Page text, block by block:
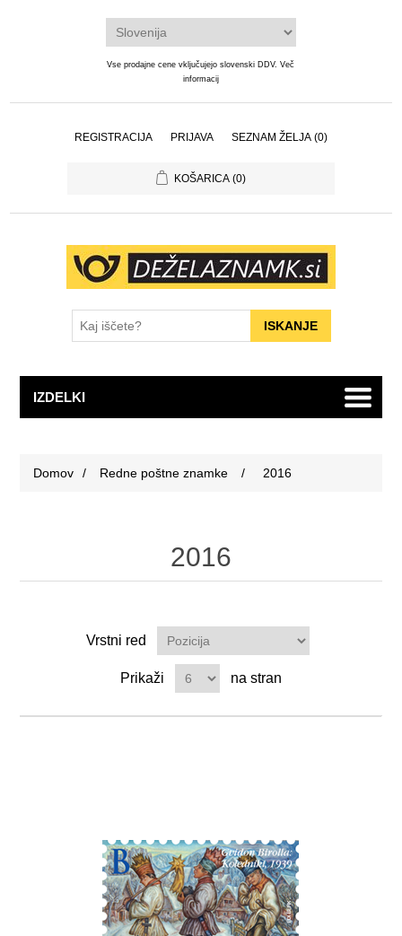
Vse prodajne cene vključujejo slovenski DDV.Več
informacij
REGISTRACIJA PRIJAVA SEZNAM ŽELJA (0)
KOŠARICA (0)
IZDELKI
Domov / Redne poštne znamke / 2016
2016
Vrstni red
Prikaži na stran